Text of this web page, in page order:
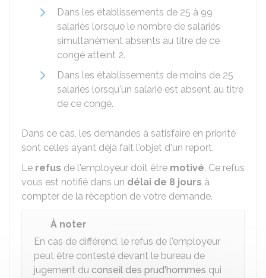
Dans les établissements de 25 à 99
salariés lorsque le nombre de salariés
simultanément absents au titre de ce
congé atteint 2.
Dans les établissements de moins de 25
salariés lorsqu'un salarié est absent au titre
de ce congé.
Dans ce cas, les demandes à satisfaire en priorité
sont celles ayant déjà fait l'objet d'un report.
Le refus de l'employeur doit être motivé. Ce refus
vous est notifié dans un délai de 8 jours à
compter de la réception de votre demande.
À noter
En cas de différend, le refus de l'employeur
peut être contesté devant le bureau de
jugement du conseil des prud'hommes qui